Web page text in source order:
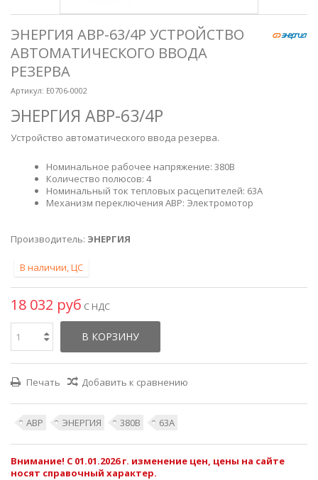
ЭНЕРГИЯ АВР-63/4Р УСТРОЙСТВО
АВТОМАТИЧЕСКОГО ВВОДА
РЕЗЕРВА
Артикул: Е0706-0002
ЭНЕРГИЯ АВР-63/4Р
Устройство автоматического ввода резерва.
Номинальное рабочее напряжение: 380В
Количество полюсов: 4
Номинальный ток тепловых расцепителей: 63А
Механизм переключения АВР: Электромотор
Производитель: ЭНЕРГИЯ
В наличии, ЦС
18 032 руб С НДС
В КОРЗИНУ
Печать Добавить к сравнению
АВР ЭНЕРГИЯ 380В 63А
Внимание! С 01.01.2026 г. изменение цен, цены на сайте
носят справочный характер.